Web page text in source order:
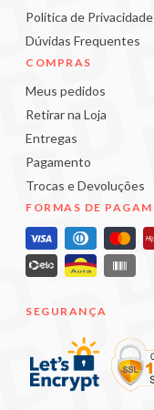
Política de Privacidade
Dúvidas Frequentes
COMPRAS
Meus pedidos
Retirar na Loja
Entregas
Pagamento
Trocas e Devoluções
FORMAS DE
SEGURANÇA